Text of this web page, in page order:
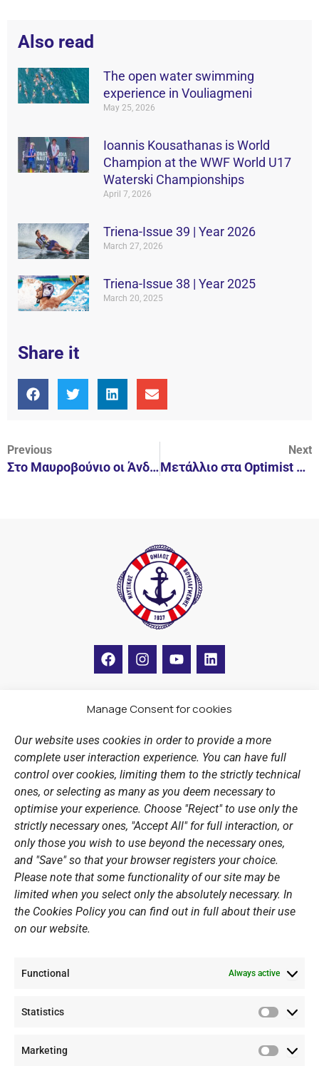
Manage Consent for cookies
Our website uses cookies in order to provide a more
complete user interaction experience. You can have full
control over cookies, limiting them to the strictly technical
ones, or selecting as many as you deem necessary to
optimise your experience. Choose "Reject" to use only the
strictly necessary ones, "Accept All" for full interaction, or
only those you wish to use beyond the necessary ones,
and "Save" so that your browser registers your choice.
Please note that some functionality of our site may be
limited when you select only the absolutely necessary. In
the Cookies Policy you can find out in full about their use
on our website.
Functional Always active
Statistics
Marketing
Also read
The open water swimming
experience in Vouliagmeni
May 25, 2026
Ιοannis Kousathanas is World
Champion at the WWF World U17
Waterski Championships
April 7, 2026
Triena-Issue 39 | Year 2026
March 27, 2026
Triena-Issue 38 | Year 2025
March 20, 2025
Share it
Previous
Στο Μαυροβούνιο οι Άνδρες
Next
Μετάλλιο στα Optimist η Ελισάβετ Γουίντερς
F
a
b
o
k
I
n
a
r
a
m
Y
o
u
e
L
i
e
i
n
Sports Academy
Open Water Swimming Crossing
Sponsors
Summer Camps
PERSONAL DATA
Website Policy
Cookie Policy
General Policy NOV
Summer Camp Update
CONTACT
+30 210 89 62 416